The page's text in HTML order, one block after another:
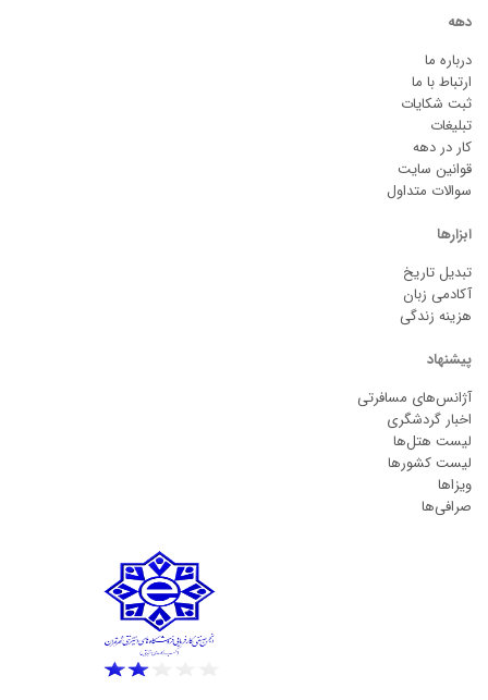
دهه
درباره ما
ارتباط با ما
ثبت شکایات
تبلیغات
کار در دهه
قوانین سایت
سوالات متداول
ابزارها
تبدیل تاریخ
آکادمی زبان
هزینه زندگی
پیشنهاد
آژانس‌های مسافرتی
اخبار گردشگری
لیست هتل‌ها
لیست کشورها
ویزاها
صرافی‌ها